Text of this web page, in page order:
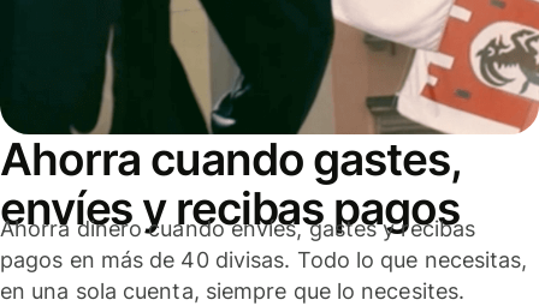
Ahorra cuando gastes,
envíes y recibas pagos
Ahorra dinero cuando envíes, gastes y recibas
pagos en más de 40 divisas. Todo lo que necesitas,
en una sola cuenta, siempre que lo necesites.